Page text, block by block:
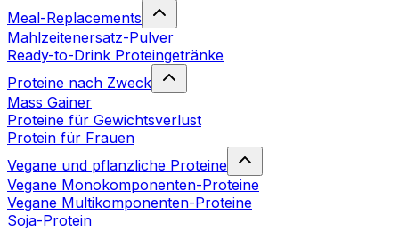
Meal-Replacements
Mahlzeitenersatz-Pulver
Ready-to-Drink Proteingetränke
Proteine nach Zweck
Mass Gainer
Proteine für Gewichtsverlust
Protein für Frauen
Vegane und pflanzliche Proteine
Vegane Monokomponenten-Proteine
Vegane Multikomponenten-Proteine
Soja-Protein